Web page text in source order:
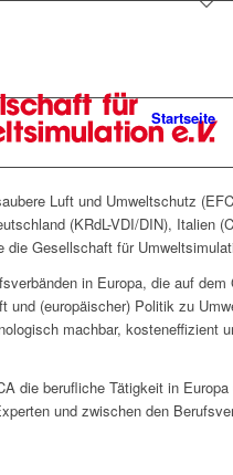
Startseite
Luft und Umweltschutz
(KRdL-VDI/DIN), Italien
die Gesellschaft für
in Europa, die auf
(europäischer) Politik zu
machbar,
die berufliche Tätigkeit in
und zwischen den